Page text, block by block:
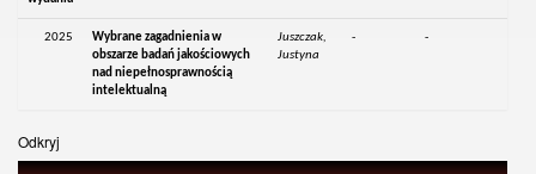
2025
Wybrane zagadnienia w
obszarze badań jakościowych
nad niepełnosprawnością
intelektualną
Juszczak,
Justyna
- -
Odkryj